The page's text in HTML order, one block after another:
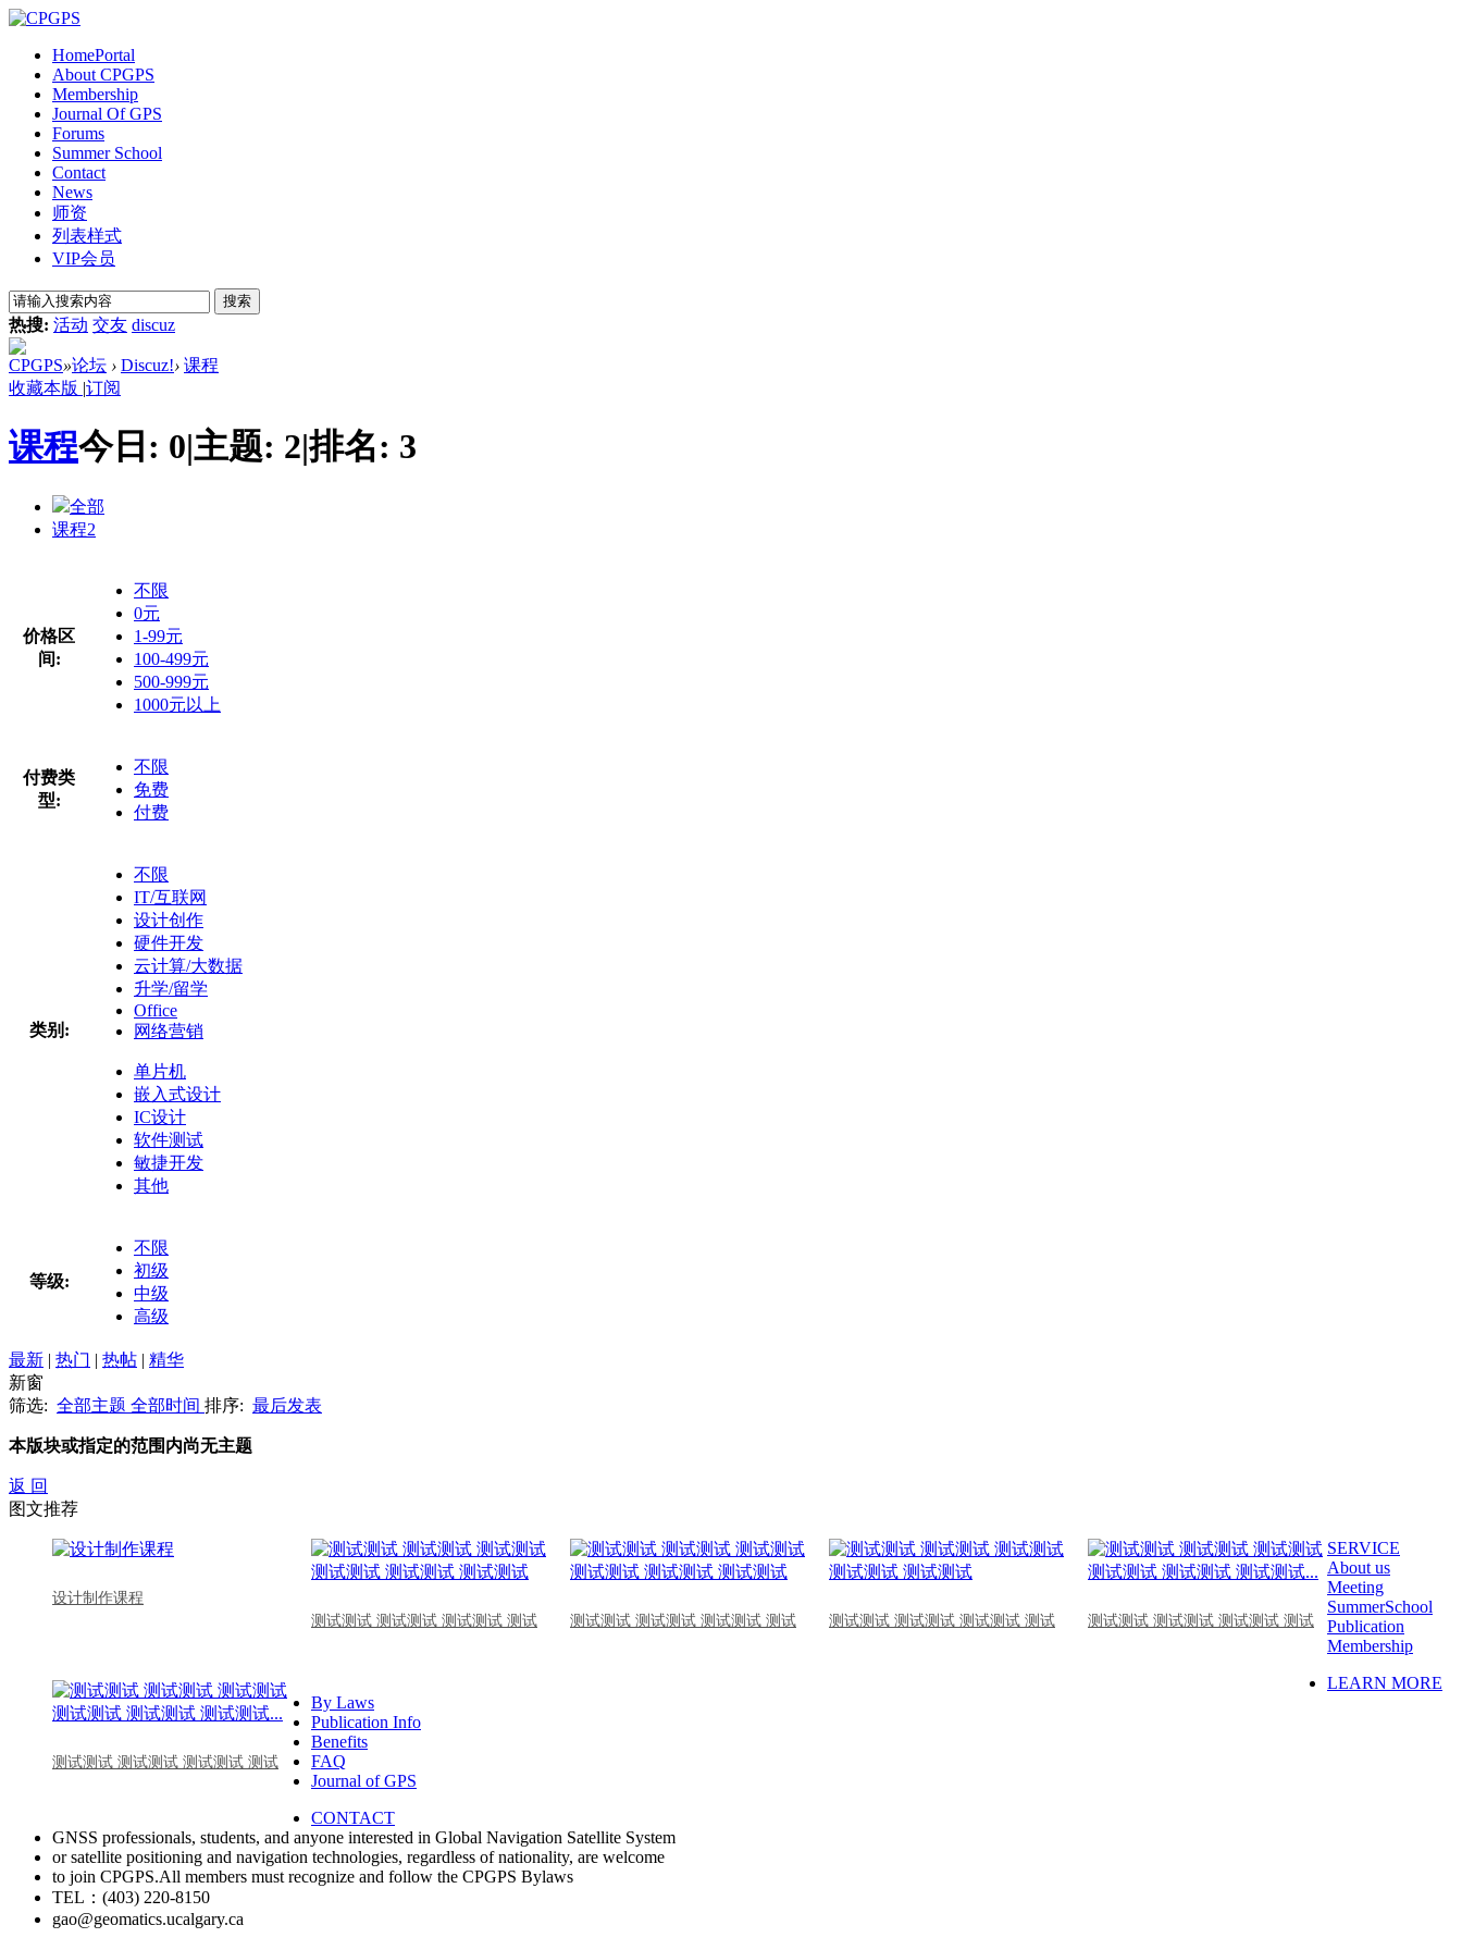
HomePortal
About CPGPS
Membership
Journal Of GPS
Forums
Summer School
Contact
News
师资
列表样式
VIP会员
搜索
热搜: 活动 交友 discuz
CPGPS»论坛 › Discuz!› 课程
收藏本版 |订阅
课程今日: 0|主题: 2|排名: 3
全部
课程2
价格区
间:
不限
0元
1-99元
100-499元
500-999元
1000元以上
付费类
型:
不限
免费
付费
类别:
不限
IT/互联网
设计创作
硬件开发
云计算/大数据
升学/留学
Office
网络营销
单片机
嵌入式设计
IC设计
软件测试
敏捷开发
其他
等级:
不限
初级
中级
高级
最新 | 热门 | 热帖 | 精华
新窗
筛选: 全部主题 全部时间 排序: 最后发表
本版块或指定的范围内尚无主题
返 回
图文推荐
设计制作课程
测试测试 测试测试 测试测试 测试
测试测试 测试测试 测试测试 测试 测试测试 测试测试 测试测试 测试 测试测试 测试测试 测试测试 测试
测试测试 测试测试 测试测试 测试
SERVICE
About us
Meeting
SummerSchool
Publication
Membership
LEARN MORE
By Laws
Publication Info
Benefits
FAQ
Journal of GPS
CONTACT
GNSS professionals, students, and anyone interested in Global Navigation Satellite System
or satellite positioning and navigation technologies, regardless of nationality, are welcome
to join CPGPS.All members must recognize and follow the CPGPS Bylaws
TEL：(403) 220-8150
gao@geomatics.ucalgary.ca